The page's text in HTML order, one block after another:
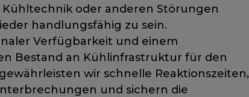
Kühltechnik oder anderen Störungen
handlungsfähig zu sein.
Verfügbarkeit und einem
Bestand an Kühlinfrastruktur für den
wir schnelle Reaktionszeiten,
und sichern die